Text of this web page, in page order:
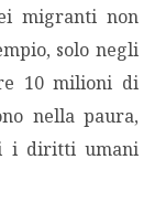
migranti non
solo negli
10 milioni di
nella paura,
i diritti umani